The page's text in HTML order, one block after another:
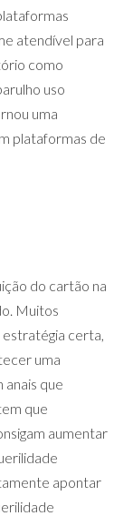
atendível para
como
uso
uma
plataformas de
do cartão na
Muitos
estratégia certa,
uma
anais que
que
aumentar
apontar